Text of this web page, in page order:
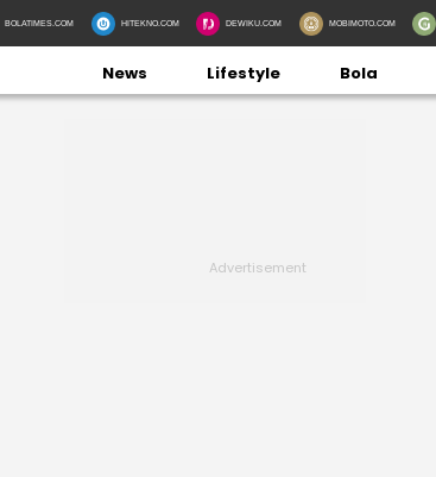
BOLATIMES.COM HITEKNO.COM DEWIKU.COM MOBIMOTO.COM
News Lifestyle Bola